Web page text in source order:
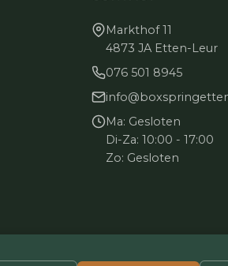
Markthof 11
4873 JA Etten-Leur
076 501 8945
Ma: Gesloten
Di-Za: 10:00 - 17:00
Zo: Gesloten